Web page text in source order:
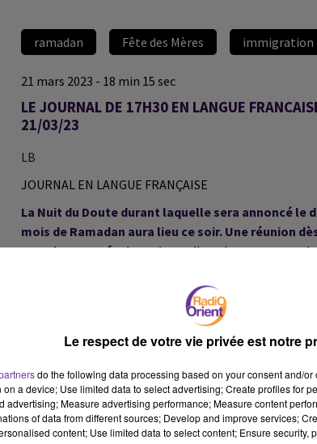
ramadan Fête des Mères immigration
21 mars 2023 - 18 min 15 sec
LE JOURNAL DE 17H30 EN LANGUE
21/03/23
LB
JOURNAL EN LANGUE FRANÇAISE
La Nuit du Doute durant laquelle sera annoncé le
mois de Ramadan aura lieu ce soir. Une réunion
Grande Mosquée de Paris. Radio Orient sera sur
“Le combat contre la réforme des retraites
Fabien Roussel sur Radio Orient après le rejet de
censure hier soir. Le président Macron doit
La France dénonce les propos d’un ministre
d'extrême-droite qui a nié l’existence du peuple
Le respect de votre vie privée est notre
do the following data processing based on your consent and/
on a device; Use limited data to select advertising; Create profiles for
advertising; Measure advertising performance; Measure content
of data from different sources; Develop and improve services;
content; Use limited data to select content; Ensure security,